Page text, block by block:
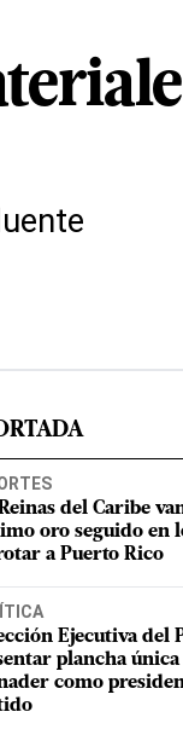
del Caribe
oro seguido en
a Puerto Rico
Ejecutiva del
plancha única
como